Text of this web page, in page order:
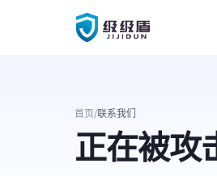
首页/联系我们
正在被攻